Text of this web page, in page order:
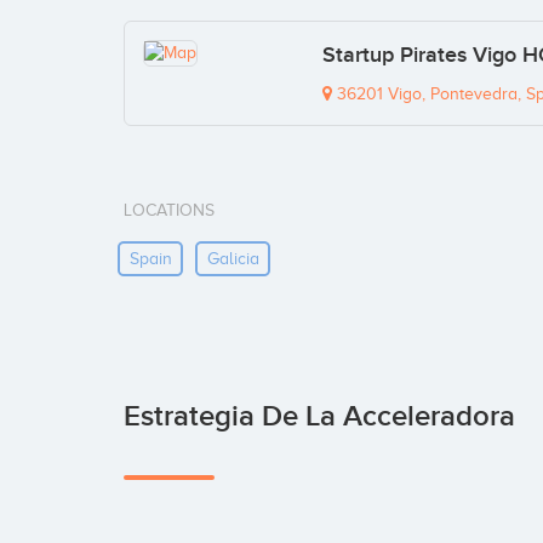
Startup Pirates Vigo
36201 Vigo, Pontevedra,
LOCATIONS
Spain Galicia
Estrategia De La Acceleradora